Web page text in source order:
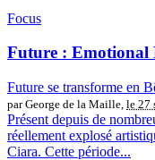
Focus
Future : Emotional
Future se transforme en
par George de la Maille, le 27
Présent depuis de
réellement explosé
Ciara. Cette période...